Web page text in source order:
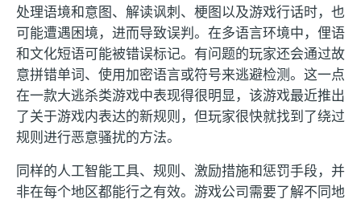
处理语境和意图、解读讽刺、梗图以及游戏行话时，也
可能遭遇困境，进而导致误判。在多语言环境中，俚语
和文化短语可能被错误标记。有问题的玩家还会通过故
意拼错单词、使用加密语言或符号来逃避检测。这一点
在一款大逃杀类游戏中表现得很明显，该游戏最近推出
了关于游戏内表达的新规则，但玩家很快就找到了绕过
规则进行恶意骚扰的方法。
同样的人工智能工具、规则、激励措施和惩罚手段，并
非在每个地区都能行之有效。游戏公司需要了解不同地